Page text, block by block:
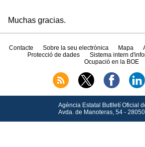
Muchas gracias.
Contacte Sobre la seu electrònica Mapa
Protecció de dades
Sistema intern
Ocupació en la BOE
Agència Estatal Butlletí Oficial
Avda.de Manoteras, 54 -